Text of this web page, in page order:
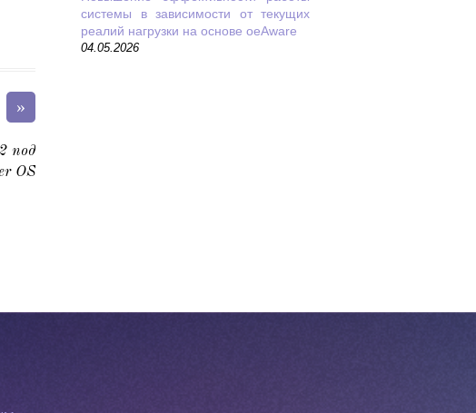
»
под
OS
системы в зависимости от текущих
реалий нагрузки на основе oeAware
04.05.2026